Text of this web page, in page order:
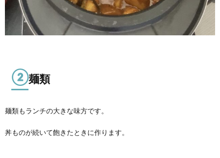
②麺類
麺類もランチの大きな味方です。
丼ものが続いて飽きたときに作ります。